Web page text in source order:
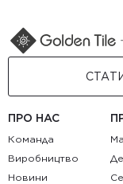
ПРО НАС
Команда
Виробництво
Новини